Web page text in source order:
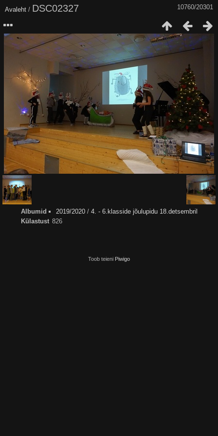
10760/20301
Avaleht / DSC02327
Albumid 2019/2020 / 4. - 6.klasside jõulupidu 18.detsembril
Külastust 826
Toob teieni Piwigo